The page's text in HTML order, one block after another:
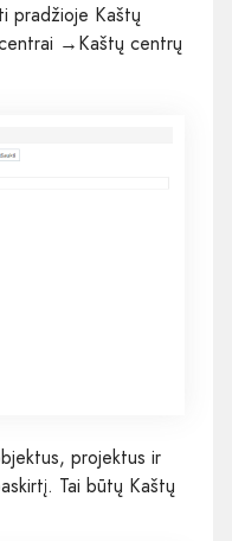
pradžioje Kaštų
→Kaštų centrų
projektus ir
Tai būtų Kaštų